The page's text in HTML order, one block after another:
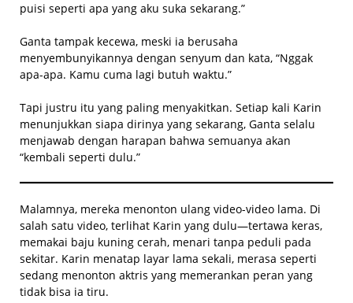
puisi seperti apa yang aku suka sekarang.”
Ganta tampak kecewa, meski ia berusaha
menyembunyikannya dengan senyum dan kata, “Nggak
apa-apa. Kamu cuma lagi butuh waktu.”
Tapi justru itu yang paling menyakitkan. Setiap kali Karin
menunjukkan siapa dirinya yang sekarang, Ganta selalu
menjawab dengan harapan bahwa semuanya akan
“kembali seperti dulu.”
Malamnya, mereka menonton ulang video-video lama. Di
salah satu video, terlihat Karin yang dulu—tertawa keras,
memakai baju kuning cerah, menari tanpa peduli pada
sekitar. Karin menatap layar lama sekali, merasa seperti
sedang menonton aktris yang memerankan peran yang
tidak bisa ia tiru.